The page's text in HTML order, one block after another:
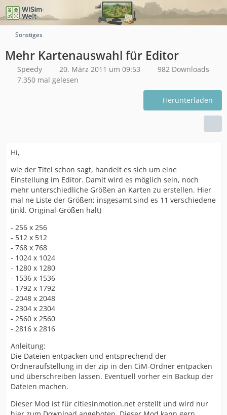
Sonstiges
Mehr Kartenauswahl für Editor
Speedy 20. März 2011 um 09:53
982 Downloads
7.350 mal gelesen
Herunterladen
Hi,
wie der Titel schon sagt, handelt es sich um eine
Einstellung im Editor. Damit wird es möglich sein, noch
mehr unterschiedliche Größen an Karten zu erstellen. Hier
mal ne Liste der Größen; insgesamt sind es 11 verschiedene
(inkl. Original-Größen halt)
- 256 x 256
- 512 x 512
- 768 x 768
- 1024 x 1024
- 1280 x 1280
- 1536 x 1536
- 1792 x 1792
- 2048 x 2048
- 2304 x 2304
- 2560 x 2560
- 2816 x 2816
Anleitung:
Die Dateien entpacken und entsprechend der
Ordneraufstellung in der zip in den CiM-Ordner entpacken
und überschreiben lassen. Eventuell vorher ein Backup der
Dateien machen.
Dieser Mod ist für citiesinmotion.net erstellt und wird nur